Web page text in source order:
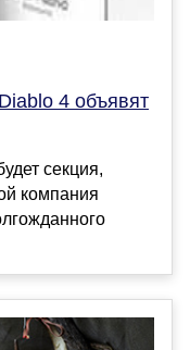
4 объявят
секция,
компания